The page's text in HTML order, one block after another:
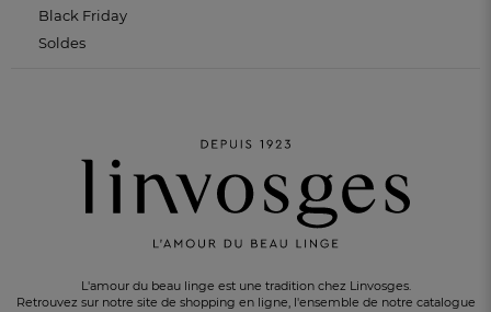
L'amour du beau linge est une tradition chez Linvosges.
Retrouvez sur notre site de shopping en ligne, l'ensemble de notre catalogue
Black Friday
Soldes